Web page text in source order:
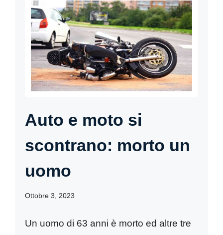
Auto e moto si
scontrano: morto un
uomo
Ottobre 3, 2023
Un uomo di 63 anni è morto ed altre tre